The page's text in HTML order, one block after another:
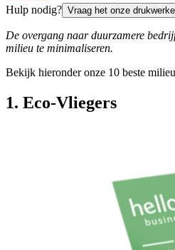
Hulp nodig? Vraag het onze
De overgang naar duurzamere
milieu te minimaliseren.
Bekijk hieronder onze 10 beste
1. Eco-Vliegers